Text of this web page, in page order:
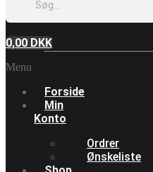
0,00 DKK
Menu
Forside
Min
Konto
Ordrer
Ønskeliste